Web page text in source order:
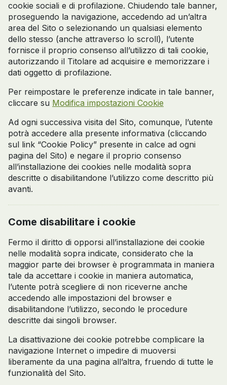
cookie sociali e di profilazione. Chiudendo tale banner,
proseguendo la navigazione, accedendo ad un’altra
area del Sito o selezionando un qualsiasi elemento
dello stesso (anche attraverso lo scroll), l’utente
fornisce il proprio consenso all’utilizzo di tali cookie,
autorizzando il Titolare ad acquisire e memorizzare i
dati oggetto di profilazione.
Per reimpostare le preferenze indicate in tale banner,
cliccare su Modifica impostazioni Cookie
Ad ogni successiva visita del Sito, comunque, l’utente
potrà accedere alla presente informativa (cliccando
sul link “Cookie Policy” presente in calce ad ogni
pagina del Sito) e negare il proprio consenso
all’installazione dei cookies nelle modalità sopra
descritte o disabilitandone l’utilizzo come descritto più
avanti.
Come disabilitare i cookie
Fermo il diritto di opporsi all’installazione dei cookie
nelle modalità sopra indicate, considerato che la
maggior parte dei browser è programmata in maniera
tale da accettare i cookie in maniera automatica,
l’utente potrà scegliere di non riceverne anche
accedendo alle impostazioni del browser e
disabilitandone l’utilizzo, secondo le procedure
descritte dai singoli browser.
La disattivazione dei cookie potrebbe complicare la
navigazione Internet o impedire di muoversi
liberamente da una pagina all’altra, fruendo di tutte le
funzionalità del Sito.